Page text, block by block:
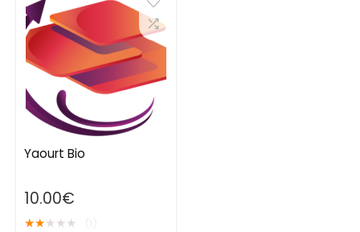
Yaourt Bio
10.00€
★★★★★